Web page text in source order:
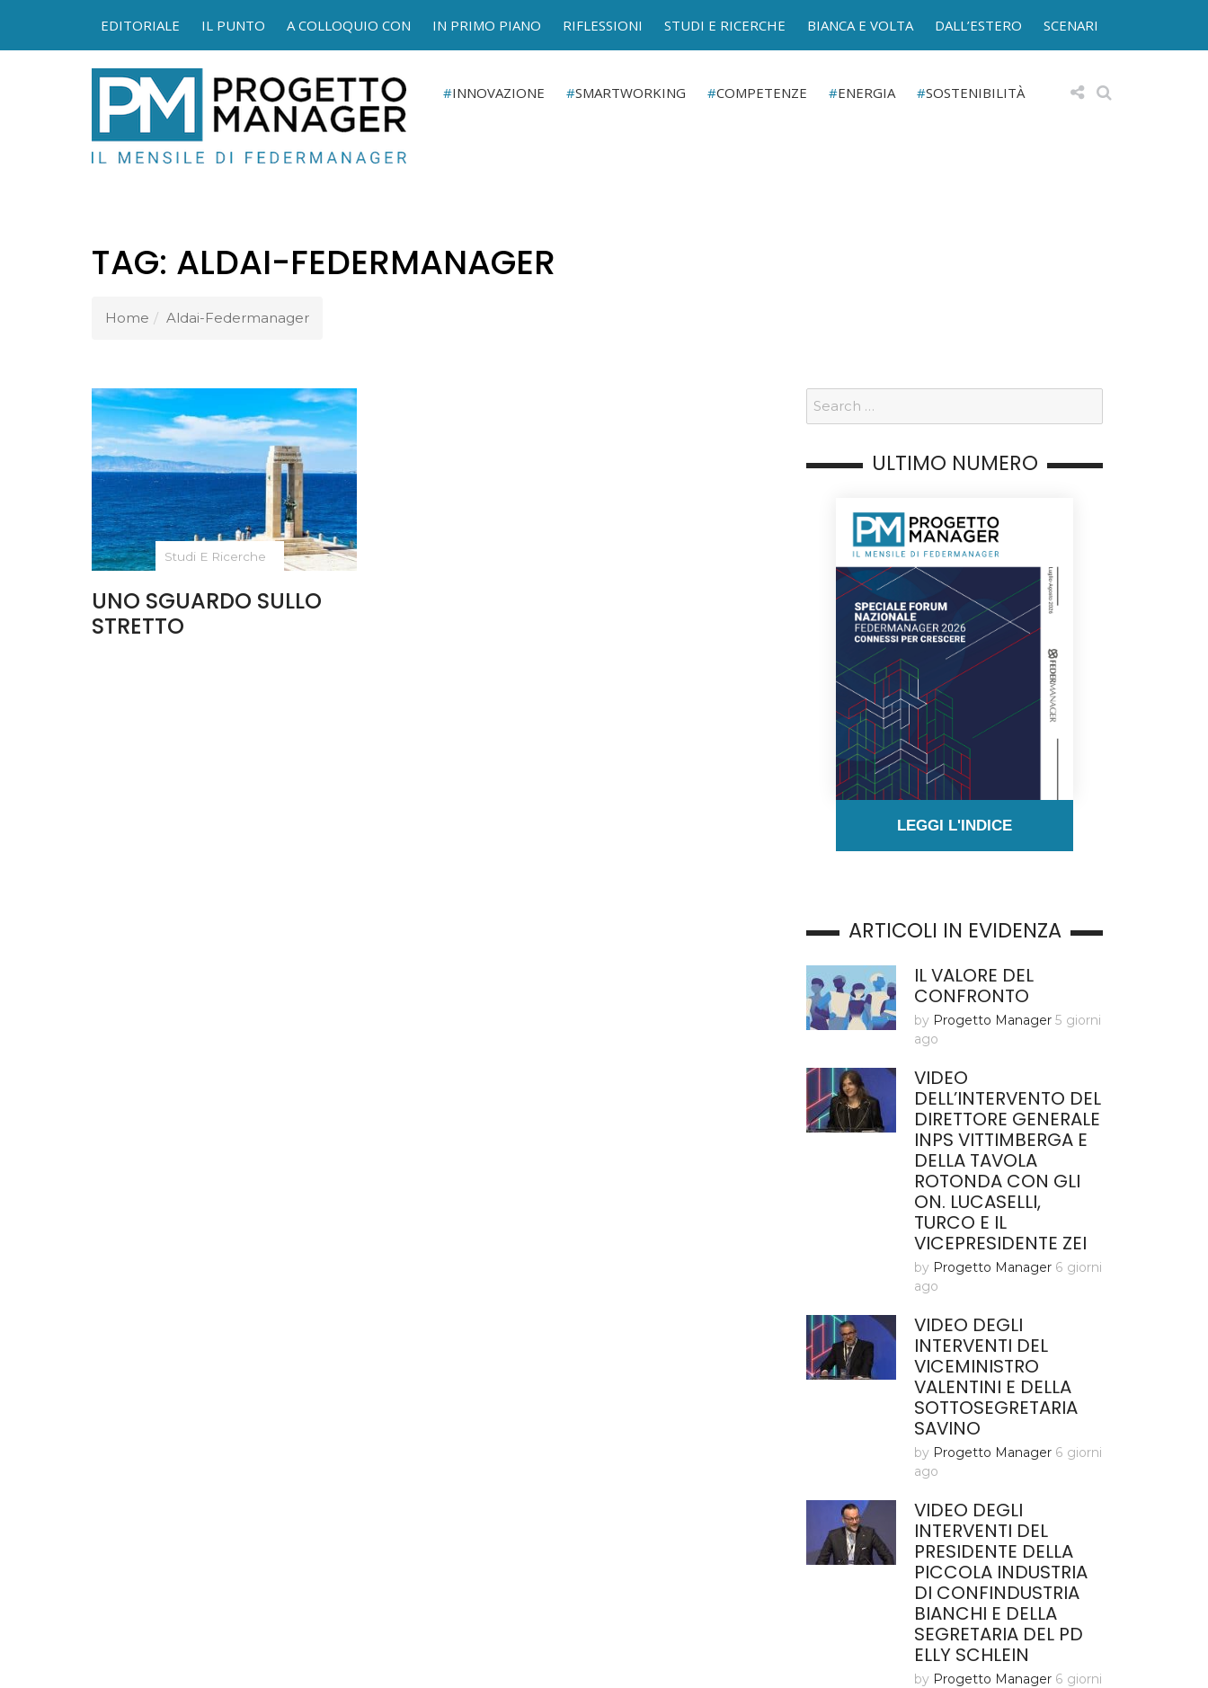
EDITORIALE IL PUNTO A COLLOQUIO CON IN PRIMO PIANO RIFLESSIONI STUDI E RICERCHE BIANCA E VOLTA DALL’ESTERO SCENARI
INNOVAZIONE SMARTWORKING COMPETENZE ENERGIA SOSTENIBILITÀ
TAG: ALDAI-FEDERMANAGER
Home Aldai-Federmanager
Studi E Ricerche
UNO SGUARDO SULLO
STRETTO
ULTIMO NUMERO
LEGGI L'INDICE
ARTICOLI IN EVIDENZA
IL VALORE DEL
CONFRONTO
by Progetto Manager 5 giorni
ago
VIDEO
DELL’INTERVENTO DEL
DIRETTORE GENERALE
INPS VITTIMBERGA E
DELLA TAVOLA
ROTONDA CON GLI
ON. LUCASELLI,
TURCO E IL
VICEPRESIDENTE ZEI
by Progetto Manager 6 giorni
ago
VIDEO DEGLI
INTERVENTI DEL
VICEMINISTRO
VALENTINI E DELLA
SOTTOSEGRETARIA
SAVINO
by Progetto Manager 6 giorni
ago
VIDEO DEGLI
INTERVENTI DEL
PRESIDENTE DELLA
PICCOLA INDUSTRIA
DI CONFINDUSTRIA
BIANCHI E DELLA
SEGRETARIA DEL PD
ELLY SCHLEIN
by Progetto Manager 6 giorni